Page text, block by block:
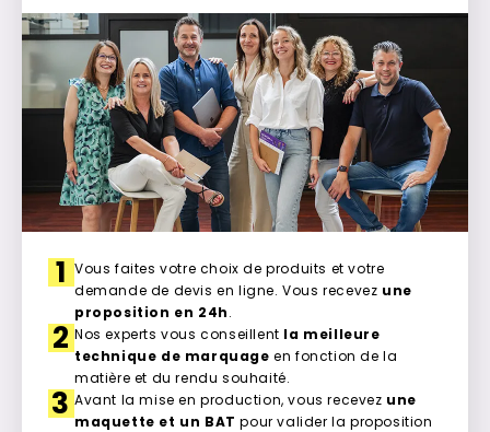
1 Vous faites votre choix de produits et votre
demande de devis en ligne. Vous recevez une
proposition en 24h.
2 Nos experts vous conseillent la meilleure
technique de marquage en fonction de la
matière et du rendu souhaité.
3 Avant la mise en production, vous recevez une
maquette et un BAT pour valider la proposition